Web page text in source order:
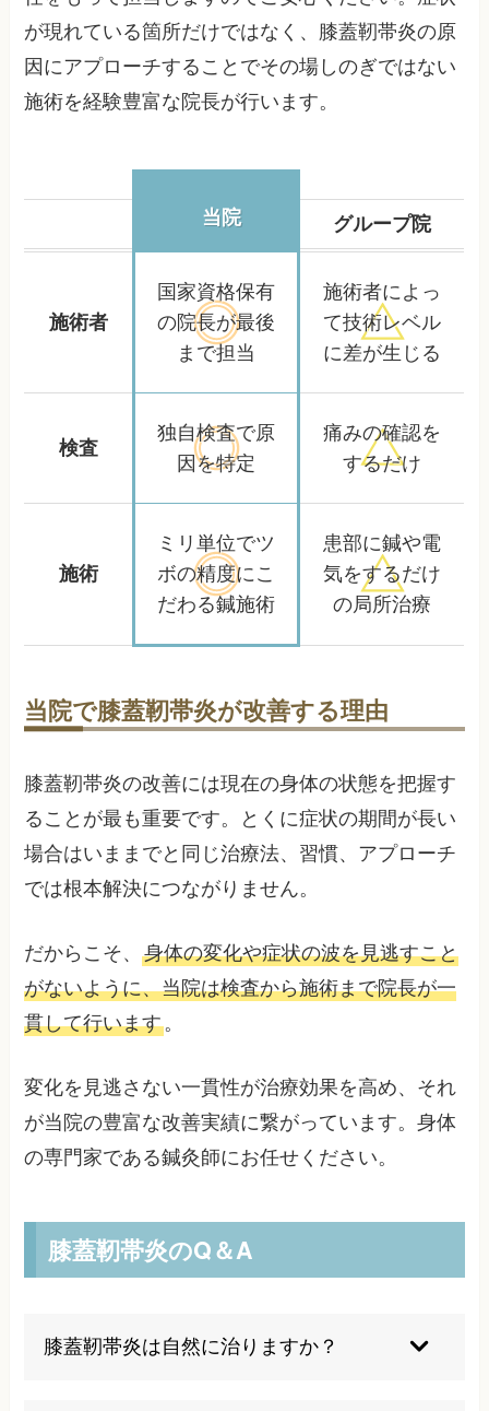
が現れている箇所だけではなく、膝蓋靭帯炎の原
因にアプローチすることでその場しのぎではない
施術を経験豊富な院長が行います。
当院 グループ院
施術者
国家資格保有
の院長が最後
まで担当
施術者によっ
て技術レベル
に差が生じる
検査
独自検査で原
因を特定
痛みの確認を
するだけ
施術
ミリ単位でツ
ボの精度に こ
だわる鍼施術
患部に鍼や電
気をするだけ
の局所治療
当院で膝蓋靭帯炎が改善する理由
膝蓋靭帯炎の改善には現在の身体の状態を把握す
ることが最も重要です。とくに症状の期間が長い
場合はいままでと同じ治療法、習慣、アプローチ
では根本解決につながりません。
だからこそ、身体の変化や症状の波を見逃すこと
がないように、当院は検査から施術まで院長が一
貫して行います。
変化を見逃さない一貫性が治療効果を高め、それ
が当院の豊富な改善実績に繋がっています。身体
の専門家である鍼灸師にお任せください。
膝蓋靭帯炎のQ＆A
膝蓋靭帯炎は自然に治りますか？